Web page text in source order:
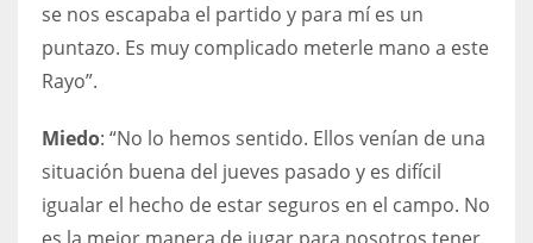
se nos escapaba el partido y para mí es un
puntazo. Es muy complicado meterle mano a este
Rayo”.
Miedo: “No lo hemos sentido. Ellos venían de una
situación buena del jueves pasado y es difícil
igualar el hecho de estar seguros en el campo. No